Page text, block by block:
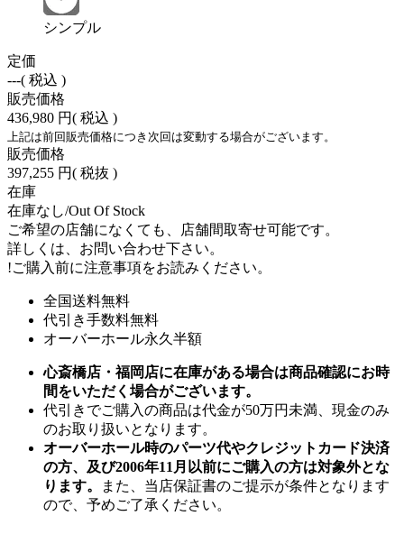
シンプル
定価
---( 税込 )
販売価格
436,980 円( 税込 )
上記は前回販売価格につき次回は変動する場合がございます。
販売価格
397,255 円( 税抜 )
在庫
在庫なし/Out Of Stock
ご希望の店舗になくても、店舗間取寄せ可能です。
詳しくは、お問い合わせ下さい。
!ご購入前に注意事項をお読みください。
全国送料無料
代引き手数料無料
オーバーホール永久半額
心斎橋店・福岡店に在庫がある場合は商品確認にお時
間をいただく場合がございます。
代引きでご購入の商品は代金が50万円未満、現金のみ
のお取り扱いとなります。
オーバーホール時のパーツ代やクレジットカード決済
の方、及び2006年11月以前にご購入の方は対象外とな
ります。
また、当店保証書のご提示が条件となります
ので、予めご了承ください。